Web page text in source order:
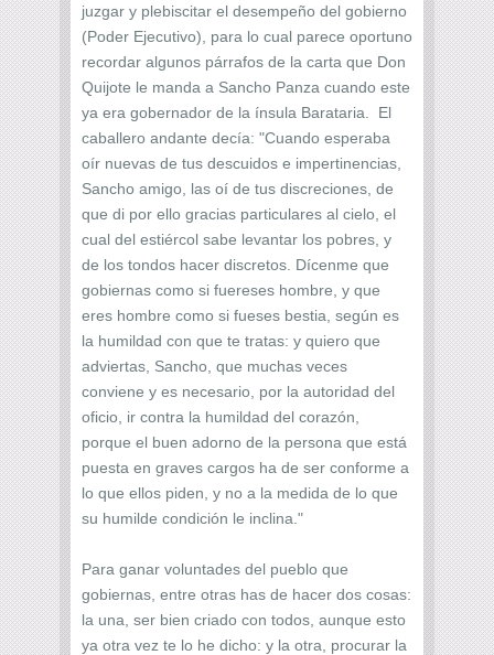
juzgar y plebiscitar el desempeño del gobierno
(Poder Ejecutivo), para lo cual parece oportuno
recordar algunos párrafos de la carta que Don
Quijote le manda a Sancho Panza cuando este
ya era gobernador de la ínsula Barataria. El
caballero andante decía: "Cuando esperaba
oír nuevas de tus descuidos e impertinencias,
Sancho amigo, las oí de tus discreciones, de
que di por ello gracias particulares al cielo, el
cual del estiércol sabe levantar los pobres, y
de los tondos hacer discretos. Dícenme que
gobiernas como si fuereses hombre, y que
eres hombre como si fueses bestia, según es
la humildad con que te tratas: y quiero que
adviertas, Sancho, que muchas veces
conviene y es necesario, por la autoridad del
oficio, ir contra la humildad del corazón,
porque el buen adorno de la persona que está
puesta en graves cargos ha de ser conforme a
lo que ellos piden, y no a la medida de lo que
su humilde condición le inclina."
Para ganar voluntades del pueblo que
gobiernas, entre otras has de hacer dos cosas:
la una, ser bien criado con todos, aunque esto
ya otra vez te lo he dicho: y la otra, procurar la